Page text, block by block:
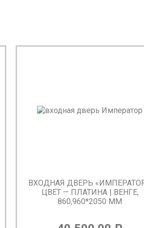
ВХОДНАЯ ДВЕРЬ
ЦВЕТ — ПЛАТИНА | ВЕНГЕ,
860,960*2050 ММ